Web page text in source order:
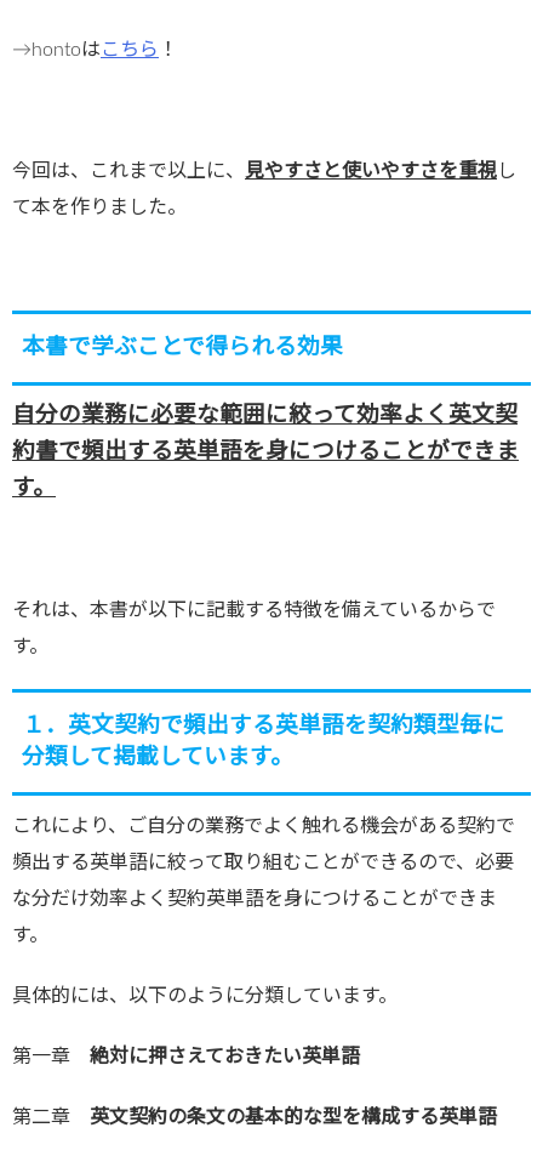
→hontoは こちら ！
今回は、これまで以上に、 見やすさと使いやすさを重視し
て本を作りました。
本書で学ぶことで得られる効果
自分の業務に必要な範囲に絞って効率よく英文契
約書で頻出する英単語を身につけることができま
す。
それは、本書が以下に記載する特徴を備えているからで
す。
１．英文契約で頻出する英単語を契約類型毎に
分類して掲載しています。
これにより、ご自分の業務でよく触れる機会がある契約で
頻出する英単語に絞って取り組むことができるので、必要
な分だけ効率よく契約英単語を身につけることができま
す。
具体的には、以下のように分類しています。
第一章 絶対に押さえておきたい英単語
第二章 英文契約の条文の基本的な型を構成する英単語